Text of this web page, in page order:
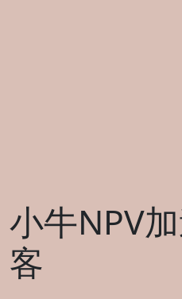
小牛NPV
客